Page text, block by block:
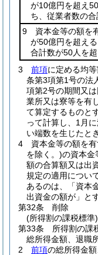
が10億円を超え
ち、従業者数の
9 資本金等の額を
が50億円を超え
合計数が50人を
3 前項に定める均
条第3項第1号の法
項第2号の期間又
業所又は寮等を有
て算定するものと
って計算し、1月
い端数を生じたと
4
資本金等の額を有
を除く。)の資本金
額の合算額又は出
規定の適用につい
あるのは、「資本
出資金の額が」と
第32条
削除
(所得割の課税標準)
第33条
所得割の課
総所得金額、退職
2
前項の総所得金